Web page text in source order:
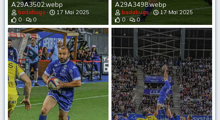
A29A3502.webp
badabugs
17 Mai 2025
0
0
A29A3498.webp
badabugs
17 Mai 2025
0
0